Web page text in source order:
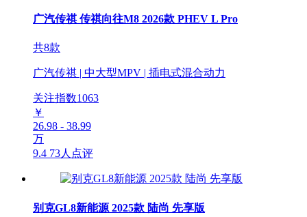
广汽传祺 传祺向往M8 2026款 PHEV L Pro
共8款
广汽传祺 | 中大型MPV | 插电式混合动力
关注指数1063
￥
26.98 - 38.99
万
9.4 73人点评
别克GL8新能源 2025款 陆尚 先享版